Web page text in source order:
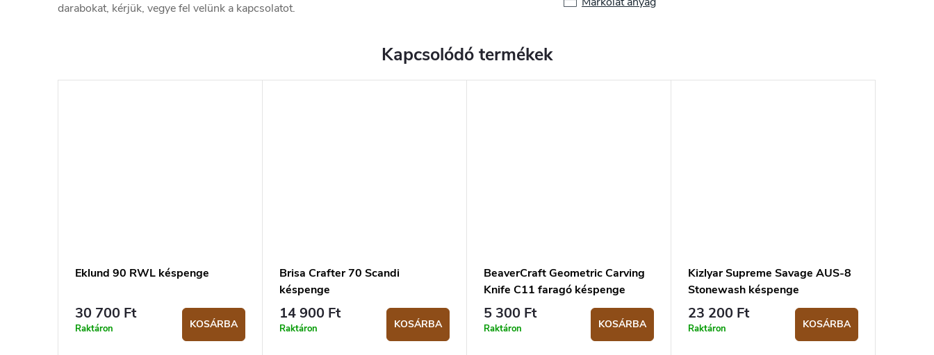
darabokat, kérjük, vegye fel velünk a kapcsolatot.
Kapcsolódó termékek
Eklund 90 RWL késpenge
30 700 Ft
Raktáron KOSÁRBA
Brisa Crafter 70 Scandi
késpenge
14 900 Ft
Raktáron KOSÁRBA
BeaverCraft Geometric Carving
Knife C11 faragó késpenge
5 300 Ft
Raktáron KOSÁRBA
Kizlyar Supreme Savage AUS-8
Stonewash késpenge
23 200 Ft
Raktáron KOSÁRBA